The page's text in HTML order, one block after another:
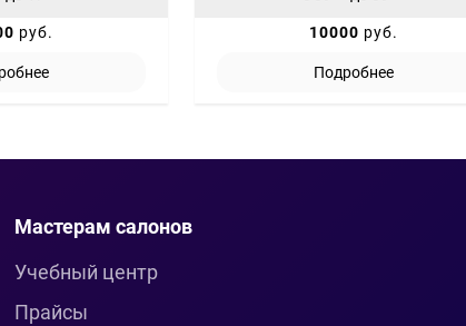
руб. 10000 руб.
Подробнее
Мастерам салонов
Учебный центр
Прайсы